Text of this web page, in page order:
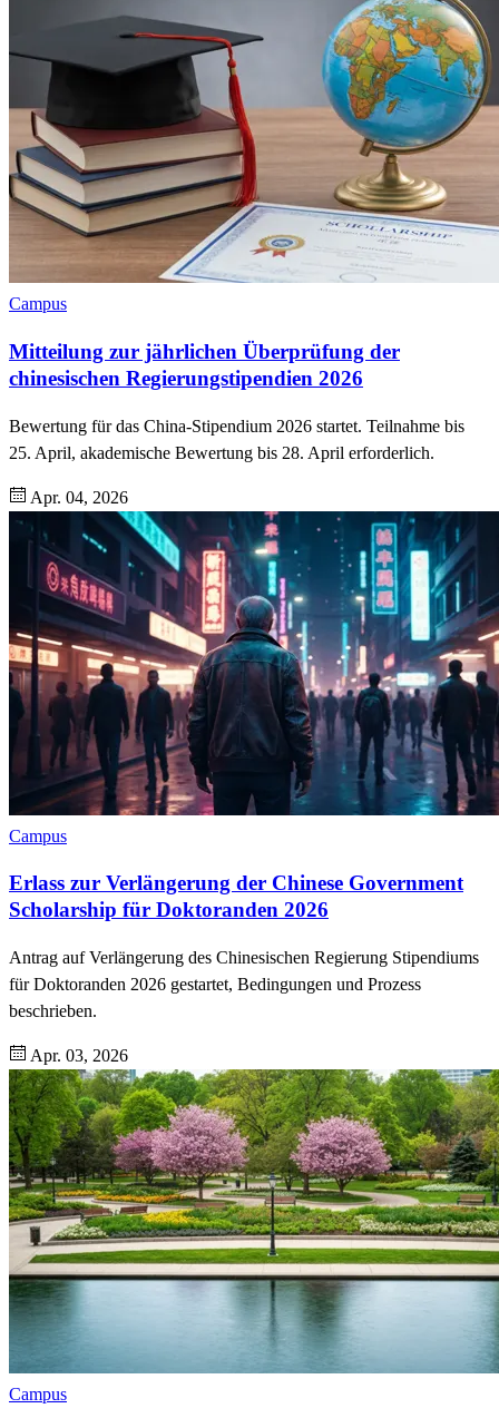
Campus
Mitteilung zur jährlichen Überprüfung der
chinesischen Regierungstipendien 2026
Bewertung für das China-Stipendium 2026 startet. Teilnahme bis
25. April, akademische Bewertung bis 28. April erforderlich.
Apr. 04, 2026
Campus
Erlass zur Verlängerung der Chinese Government
Scholarship für Doktoranden 2026
Antrag auf Verlängerung des Chinesischen Regierung Stipendiums
für Doktoranden 2026 gestartet, Bedingungen und Prozess
beschrieben.
Apr. 03, 2026
Campus